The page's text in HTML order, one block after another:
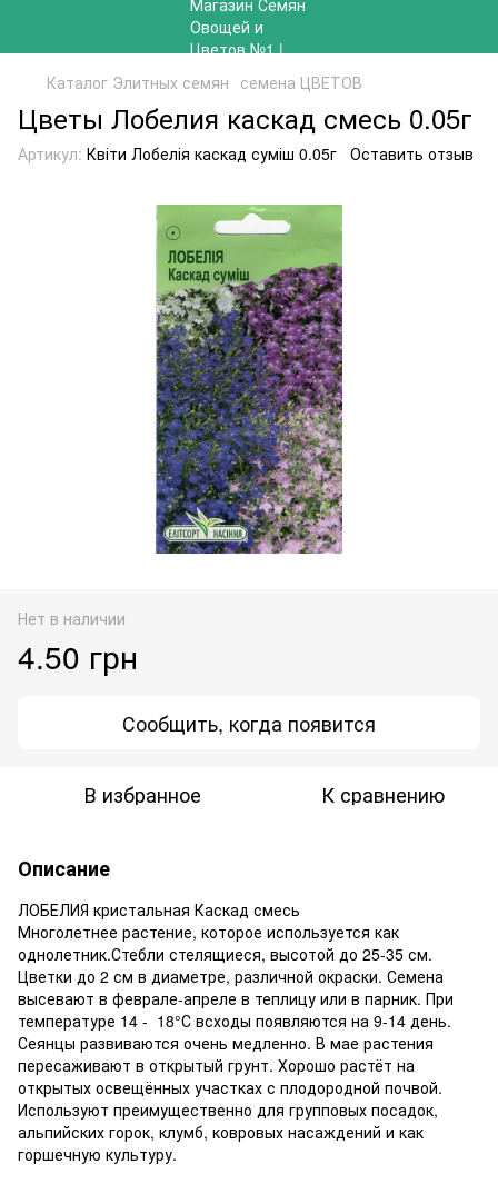
Каталог Элитных семян семена ЦВЕТОВ
Цветы Лобелия каскад смесь 0.05г
Артикул: Квіти Лобелія каскад суміш 0.05г Оставить отзыв
Нет в наличии
4.50 грн
Сообщить, когда появится
В избранное К сравнению
Описание
ЛОБЕЛИЯ кристальная Каскад смесь
Многолетнее растение, которое используется как
однолетник.Стебли стелящиеся, высотой до 25-35 см.
Цветки до 2 см в диаметре, различной окраски. Семена
высевают в феврале-апреле в теплицу или в парник. При
температуре 14 - 18°С всходы появляются на 9-14 день.
Сеянцы развиваются очень медленно. В мае растения
пересаживают в открытый грунт. Хорошо растёт на
открытых освещённых участках с плодородной почвой.
Используют преимущественно для групповых посадок,
альпийских горок, клумб, ковровых насаждений и как
горшечную культуру.